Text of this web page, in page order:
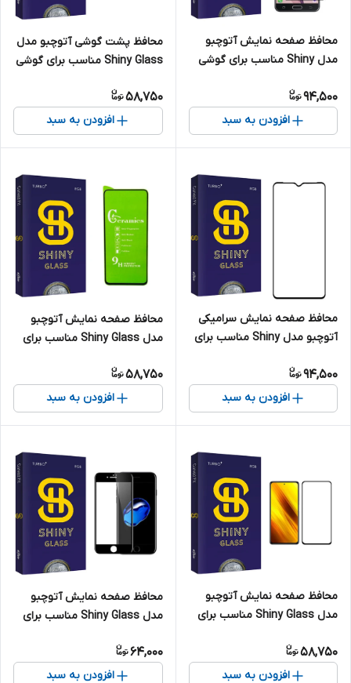
محافظ صفحه نمایش آتوچبو
مدل Shiny مناسب برای گوشی
Prime
94,500
افزودن به سبد
محافظ پشت گوشی آتوچبو مدل
Shiny Glass مناسب برای گوشی
58,750
افزودن به سبد
محافظ صفحه نمایش سرامیکی
آتوچبو مدل Shiny مناسب برای
A14 5G
94,500
افزودن به سبد
محافظ صفحه نمایش آتوچبو
مدل Shiny Glass مناسب برای
58,750
افزودن به سبد
محافظ صفحه نمایش آتوچبو
مدل Shiny Glass مناسب برای
X3 NFC
58,750
افزودن به سبد
محافظ صفحه نمایش آتوچبو
مدل Shiny Glass مناسب برای
64,000
افزودن به سبد